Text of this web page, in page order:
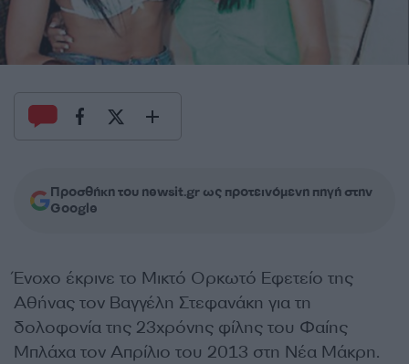
Προσθήκη του newsit.gr ως προτεινόμενη πηγή στην
Google
Ένοχο έκρινε το Μικτό Ορκωτό Εφετείο της
Αθήνας τον Βαγγέλη Στεφανάκη για τη
δολοφονία της 23χρόνης φίλης του Φαίης
Μπλάχα τον Απρίλιο του 2013 στη Νέα Μάκρη.